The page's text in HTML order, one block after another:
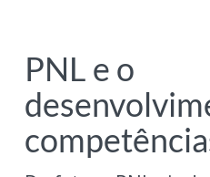
PNL e o